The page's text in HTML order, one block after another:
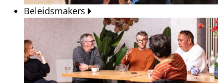
Beleidsmakers